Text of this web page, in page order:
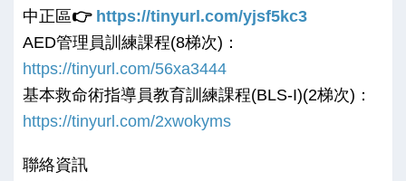
中正區👉 https://tinyurl.com/yjsf5kc3
AED管理員訓練課程(8梯次)：
https://tinyurl.com/56xa3444
基本救命術指導員教育訓練課程(BLS-I)(2梯次)：
https://tinyurl.com/2xwokyms
聯絡資訊